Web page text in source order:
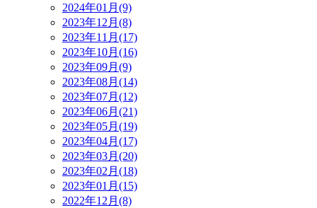
2024年01月(9)
2023年12月(8)
2023年11月(17)
2023年10月(16)
2023年09月(9)
2023年08月(14)
2023年07月(12)
2023年06月(21)
2023年05月(19)
2023年04月(17)
2023年03月(20)
2023年02月(18)
2023年01月(15)
2022年12月(8)